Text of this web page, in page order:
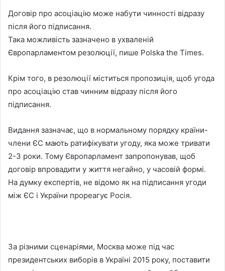
Договір про асоціацію може набути чинності відразу
після його підписання.
Така можливість зазначено в ухваленій
Європарламентом резолюції, пише Polska the Times.
Крім того, в резолюції міститься пропозиція, щоб угода
про асоціацію став чинним відразу після його
підписання.
Видання зазначає, що в нормальному порядку країни-
члени ЄС мають ратифікувати угоду, яка може тривати
2-3 роки. Тому Європарламент запропонував, щоб
договір впровадити у життя негайно, у часовій формі.
На думку експертів, не відомо як на підписання угоди
між ЄС і України прореагує Росія.
За різними сценаріями, Москва може під час
президентських виборів в Україні 2015 року, поставити